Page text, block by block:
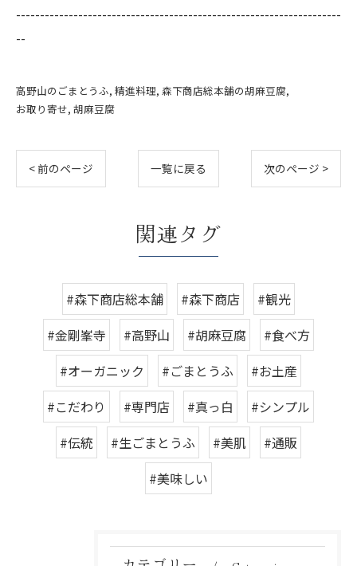
--------------------------------------------------------------------
--
高野山のごまとうふ 精進料理 森下商店総本舗の胡麻豆腐
お取り寄せ 胡麻豆腐
< 前のページ 一覧に戻る 次のページ >
関連タグ
#森下商店総本舗 #森下商店
#観光
#金剛峯寺
#高野山 #胡麻豆腐
#食べ方
#オーガニック
#ごまとうふ
#お土産
#こだわり
#専門店 #真っ白
#シンプル
#伝統
#生ごまとうふ #美肌
#通販
#美味しい